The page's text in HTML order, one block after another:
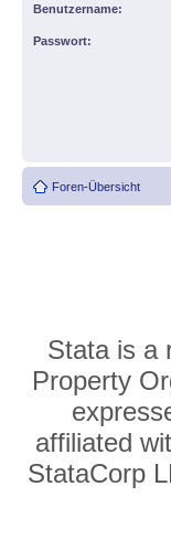
Benutzername:
Passwort:
Foren-Übersicht
Stata is a
Property
affiliated
StataCorp